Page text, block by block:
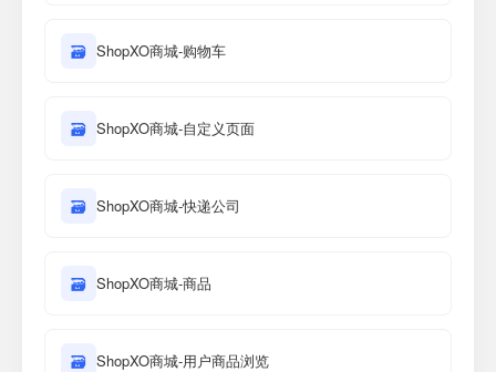
🗃 ShopXO商城-购物车
🗃 ShopXO商城-自定义页面
🗃 ShopXO商城-快递公司
🗃 ShopXO商城-商品
🗃 ShopXO商城-用户商品浏览